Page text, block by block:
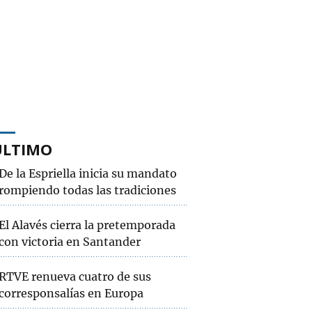
la Espriella inicia su mandato
todas las tradiciones
Alavés cierra la pretemporada
victoria en Santander
renueva cuatro de sus
en Europa